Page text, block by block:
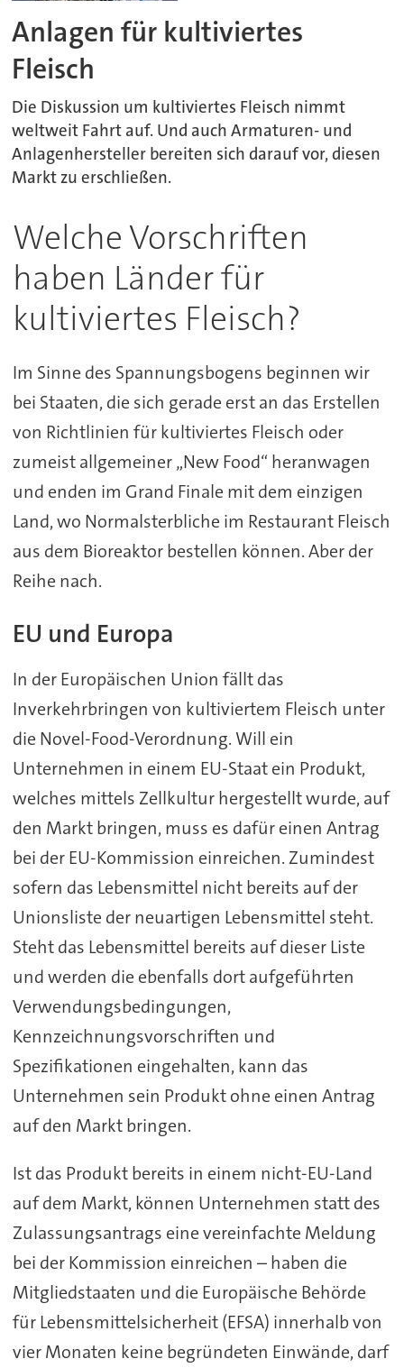
Anlagen für kultiviertes
Fleisch
Die Diskussion um kultiviertes Fleisch nimmt
weltweit Fahrt auf. Und auch Armaturen- und
Anlagenhersteller bereiten sich darauf vor, diesen
Markt zu erschließen.
Welche Vorschriften
haben Länder für
kultiviertes Fleisch?
Im Sinne des Spannungsbogens beginnen wir
bei Staaten, die sich gerade erst an das Erstellen
von Richtlinien für kultiviertes Fleisch oder
zumeist allgemeiner „New Food“ heranwagen
und enden im Grand Finale mit dem einzigen
Land, wo Normalsterbliche im Restaurant Fleisch
aus dem Bioreaktor bestellen können. Aber der
Reihe nach.
EU und Europa
In der Europäischen Union fällt das
Inverkehrbringen von kultiviertem Fleisch unter
die Novel-Food-Verordnung. Will ein
Unternehmen in einem EU-Staat ein Produkt,
welches mittels Zellkultur hergestellt wurde, auf
den Markt bringen, muss es dafür einen Antrag
bei der EU-Kommission einreichen. Zumindest
sofern das Lebensmittel nicht bereits auf der
Unionsliste der neuartigen Lebensmittel steht.
Steht das Lebensmittel bereits auf dieser Liste
und werden die ebenfalls dort aufgeführten
Verwendungsbedingungen,
Kennzeichnungsvorschriften und
Spezifikationen eingehalten, kann das
Unternehmen sein Produkt ohne einen Antrag
auf den Markt bringen.
Ist das Produkt bereits in einem nicht-EU-Land
auf dem Markt, können Unternehmen statt des
Zulassungsantrags eine vereinfachte Meldung
bei der Kommission einreichen – haben die
Mitgliedstaaten und die Europäische Behörde
für Lebensmittelsicherheit (EFSA) innerhalb von
vier Monaten keine begründeten Einwände, darf